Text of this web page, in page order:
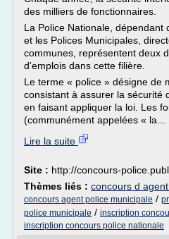
des milliers de fonctionnaires.
La Police Nationale, dépendant
et les Polices Municipales,
communes, représentent deux
d'emplois dans cette filière.
Le terme « police » désigne de
consistant à assurer la sécurité
en faisant appliquer la loi. Les
(communément appelées « la...
Lire la suite
Site : http://concours-
Thèmes liés : concours d
concours agent police municipale /
police municipale / inscription
inscription concours police nationale